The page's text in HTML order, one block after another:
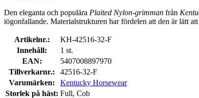
Den eleganta och populära Plaited Nylon-grimman från
iögonfallande. Materialstrukturen har fördelen att den är lätt
Artikelnr.:
KH-42516-32-F
Innehåll:
1 st.
EAN:
5407008897970
Tillverkarnr.:
42516-32-F
Varumärken:
Kentucky Horsewear
Storlek på häst: Full, Cob